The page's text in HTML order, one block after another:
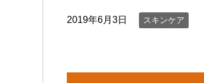
2019年6月3日 スキンケア